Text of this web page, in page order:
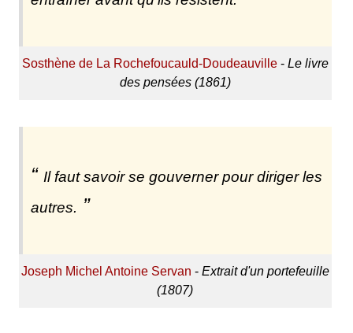
Sosthène de La Rochefoucauld-Doudeauville- Le livre
des pensées (1861)
Il faut savoir se gouverner pour diriger les
autres.
Joseph Michel Antoine Servan - Extrait d'un portefeuille
(1807)